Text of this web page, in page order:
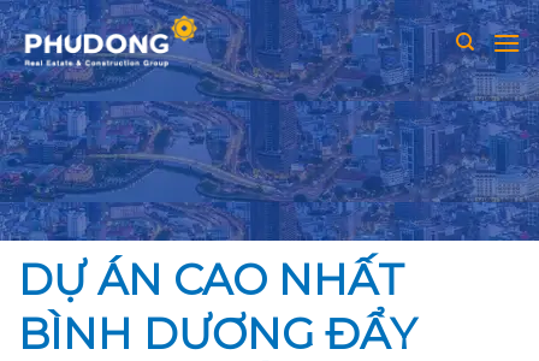
Skip
to
content
DỰ ÁN CAO NHẤT
BÌNH DƯƠNG ĐẨY